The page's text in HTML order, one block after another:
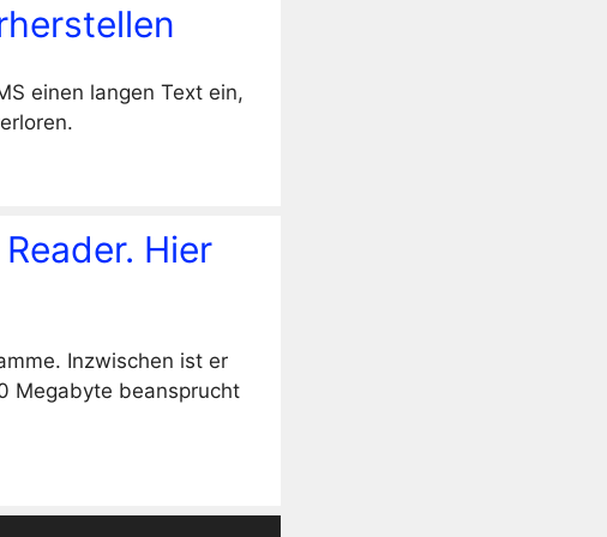
einen langen Text ein,
Hier
Inzwischen ist er
Megabyte beansprucht